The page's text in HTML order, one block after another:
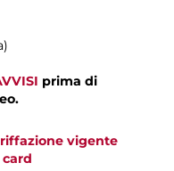
prima di
vigente
card